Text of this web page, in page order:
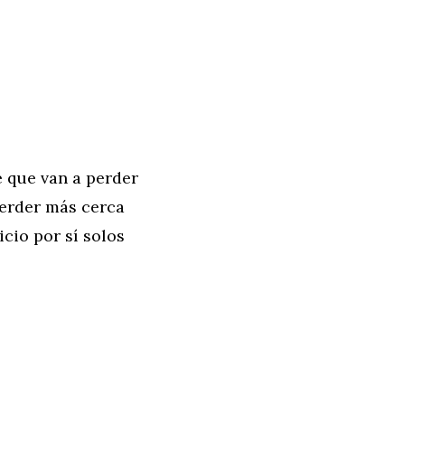
van a perder
más cerca
por sí solos